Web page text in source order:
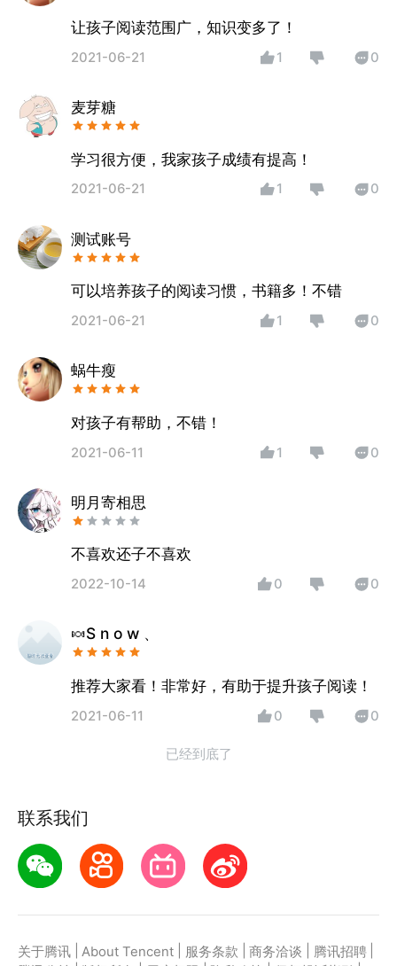
让孩子阅读范围广，知识变多了！
2021-06-21 1 0
麦芽糖
学习很方便，我家孩子成绩有提高！
2021-06-21 1 0
测试账号
可以培养孩子的阅读习惯，书籍多！不错
2021-06-21 1 0
蜗牛瘦
对孩子有帮助，不错！
2021-06-11 1 0
明月寄相思
不喜欢还子不喜欢
2022-10-14 0 0
🍬S n o w 、
推荐大家看！非常好，有助于提升孩子阅读！
2021-06-11 0 0
已经到底了
联系我们
关于腾讯 About Tencent 服务条款 商务洽谈 腾讯招聘